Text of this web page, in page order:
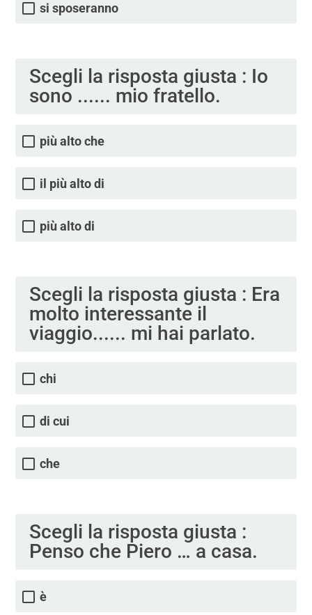
si sposeranno
Scegli la risposta giusta : Io
sono ...... mio fratello.
più alto che
il più alto di
più alto di
Scegli la risposta giusta : Era
molto interessante il
viaggio...... mi hai parlato.
chi
di cui
che
Scegli la risposta giusta :
Penso che Piero … a casa.
è